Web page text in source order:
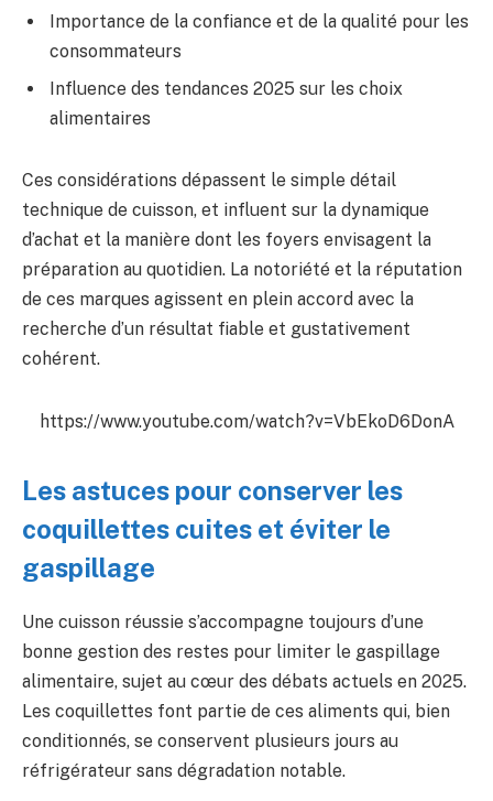
Importance de la confiance et de la qualité pour les
consommateurs
Influence des tendances 2025 sur les choix
alimentaires
Ces considérations dépassent le simple détail
technique de cuisson, et influent sur la dynamique
d’achat et la manière dont les foyers envisagent la
préparation au quotidien. La notoriété et la réputation
de ces marques agissent en plein accord avec la
recherche d’un résultat fiable et gustativement
cohérent.
https://www.youtube.com/watch?v=VbEkoD6DonA
Les astuces pour conserver les
coquillettes cuites et éviter le
gaspillage
Une cuisson réussie s’accompagne toujours d’une
bonne gestion des restes pour limiter le gaspillage
alimentaire, sujet au cœur des débats actuels en 2025.
Les coquillettes font partie de ces aliments qui, bien
conditionnés, se conservent plusieurs jours au
réfrigérateur sans dégradation notable.